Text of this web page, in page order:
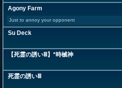
Agony Farm
Just to annoy your opponent
Su Deck
【死霊の誘いⅢ】*時械神
死霊の誘いⅢ